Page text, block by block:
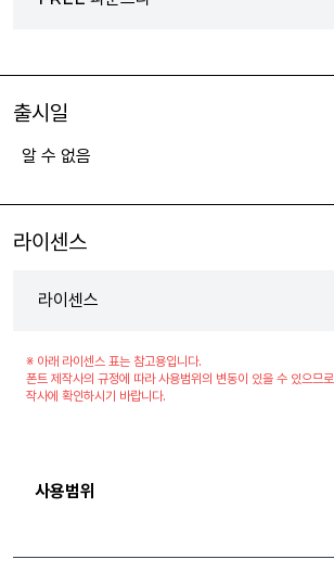
출시일
알 수 없음
라이센스
라이센스
※ 아래 라이센스 표는 참고용입니다.
폰트 제작사의 규정에 따라 사용범위의 변동이 있을 수 있으므
작사에 확인하시기 바랍니다.
사용범위